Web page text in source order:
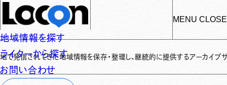
MENU CLOSE
地域情報を探す
ライターから探す
お問い合わせ
た地域情報を保存・整理し、継続的に提供するアーカイブサイトです✌